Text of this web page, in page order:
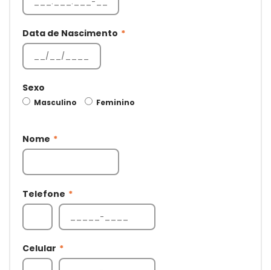
Data de Nascimento *
Sexo
Masculino Feminino
Nome *
Telefone *
Celular *